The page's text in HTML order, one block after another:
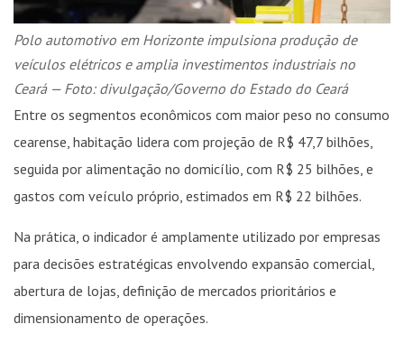
Polo automotivo em Horizonte impulsiona produção de
veículos elétricos e amplia investimentos industriais no
Ceará — Foto: divulgação/Governo do Estado do Ceará
Entre os segmentos econômicos com maior peso no consumo
cearense, habitação lidera com projeção de R$ 47,7 bilhões,
seguida por alimentação no domicílio, com R$ 25 bilhões, e
gastos com veículo próprio, estimados em R$ 22 bilhões.
Na prática, o indicador é amplamente utilizado por empresas
para decisões estratégicas envolvendo expansão comercial,
abertura de lojas, definição de mercados prioritários e
dimensionamento de operações.